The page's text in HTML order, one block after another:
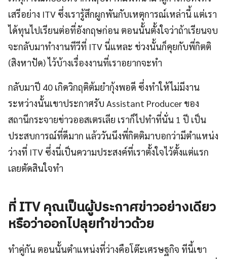
เสรีอย่าง ITV ซึ่งเรารู้สึกผูกพันกับเหตุการณ์เหล่านี้ แต่เรา
ได้ทุนไปเรียนต่อที่อังกฤษก่อน ตอนนั้นตั้งใจว่าถ้าเรียนจบ
จะกลับมาทำงานทีวีที่ ITV นี่แหละ ช่วงนั้นก็คุยกับพี่กิตติ
(สิงหาปัด) ไว้บ้างเรื่องงานที่เราอยากจะทำ
กลับมาปี 40 เกิดวิกฤติต้มยำกุ้งพอดี ซึ่งทำให้ไม่มีงาน
ระหว่างนั้นเขาประกาศรับ Assistant Producer ของ
สถานีกระจายข่าวออสเตรเลีย เราก็ไปทำที่นั่น 1 ปี เป็น
ประสบการณ์ที่ดีมาก แล้ววันนึงพี่กิตติมาบอกว่ามีตำแหน่ง
ว่างที่ ITV ซึ่งนี่เป็นความประสงค์ที่เราตั้งใจไว้ตั้งแต่แรก
เลยตัดสินใจทำ
ที่ ITV คุณเป็นผู้ประกาศข่าวอย่างเดียว
หรือว่าออกไปลุยทำข่าวด้วย
ทำคู่กัน ตอนนั้นตำแหน่งที่ว่างคือโต๊ะเศรษฐกิจ ทีนี้เขา